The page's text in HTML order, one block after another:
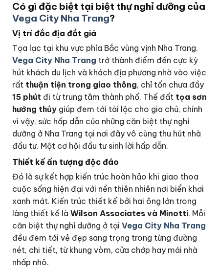
Có gì đặc biệt tại biệt thự nghỉ dưỡng của
Vega City Nha Trang?
Vị trí đắc địa đắt giá
Tọa lạc tại khu vực phía Bắc vùng vịnh Nha Trang.
Vega City Nha Trang trở thành điểm đến cực kỳ
hút khách du lịch và khách địa phương nhờ vào việc
rất thuận tiện trong giao thông, chỉ tốn chưa đầy
15 phút đi từ trung tâm thành phố. Thế đất tọa sơn
hướng thủy giúp đem tới tài lộc cho gia chủ, chính
vì vậy, sức hấp dẫn của những căn biệt thự nghỉ
dưỡng ở Nha Trang tại nơi đây vô cùng thu hút nhà
đầu tư. Một cơ hội đầu tư sinh lời hấp dẫn.
Thiết kế ấn tượng độc đáo
Đó là sự kết hợp kiến trúc hoàn hảo khi giao thoa
cuộc sống hiện đại với nền thiên nhiên nơi biển khơi
xanh mát. Kiến trúc thiết kế bởi hai ông lớn trong
làng thiết kế là Wilson Associates và Minotti. Mỗi
căn biệt thự nghỉ dưỡng ở tại Vega City Nha Trang
đều đem tới vẻ đẹp sang trọng trong từng đường
nét, chi tiết, từ khung vòm, cửa chớp hay mái nhà
nhấp nhô.